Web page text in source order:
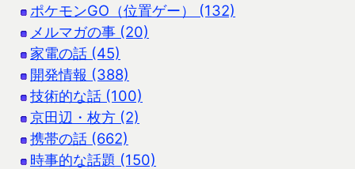
ポケモンGO（位置ゲー） (132)
メルマガの事 (20)
家電の話 (45)
開発情報 (388)
技術的な話 (100)
京田辺・枚方 (2)
携帯の話 (662)
時事的な話題 (150)